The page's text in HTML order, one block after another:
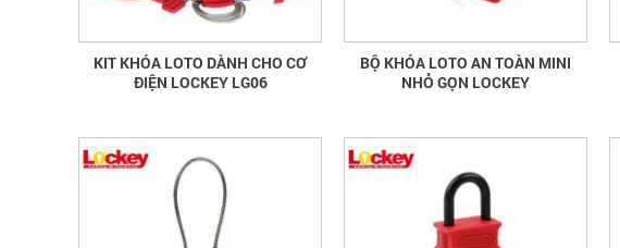
KIT KHÓA LOTO DÀNH CHO CƠ
ĐIỆN LOCKEY LG06
BỘ KHÓA LOTO AN TOÀN MINI
NHỎ GỌN LOCKEY